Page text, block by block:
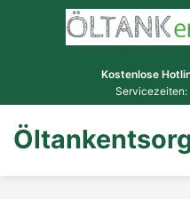
Kostenlose
Servicezeiten: